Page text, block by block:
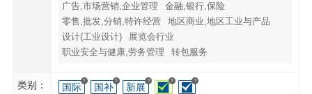
广告,市场营销,企业管理
金融,银行,保险
零售,批发,分销,特许经营
地区商业,地区工业与产品
设计(工业设计)
展览会行业
职业安全与健康,劳务管理
转包服务
类别： 国际
?
国补
?
新展
? ? ?